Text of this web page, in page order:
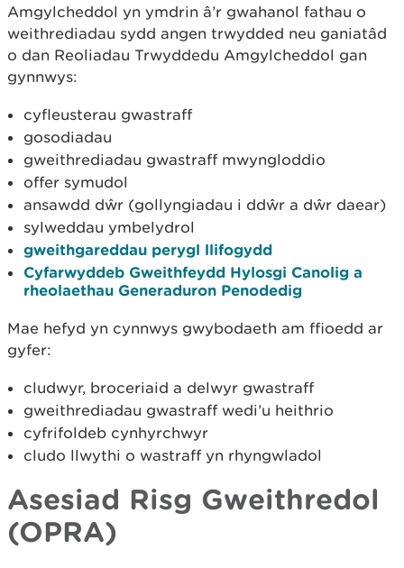
Amgylcheddol yn ymdrin â’r gwahanol fathau o
weithrediadau sydd angen trwydded neu ganiatâd
o dan Reoliadau Trwyddedu Amgylcheddol gan
gynnwys:
cyfleusterau gwastraff
gosodiadau
gweithrediadau gwastraff mwyngloddio
offer symudol
ansawdd dŵr (gollyngiadau i ddŵr a dŵr daear)
sylweddau ymbelydrol
gweithgareddau perygl llifogydd
Cyfarwyddeb Gweithfeydd Hylosgi Canolig a
rheolaethau Generaduron Penodedig
Mae hefyd yn cynnwys gwybodaeth am ffioedd ar
gyfer:
cludwyr, broceriaid a delwyr gwastraff
gweithrediadau gwastraff wedi’u heithrio
cyfrifoldeb cynhyrchwyr
cludo llwythi o wastraff yn rhyngwladol
Asesiad Risg Gweithredol
(OPRA)